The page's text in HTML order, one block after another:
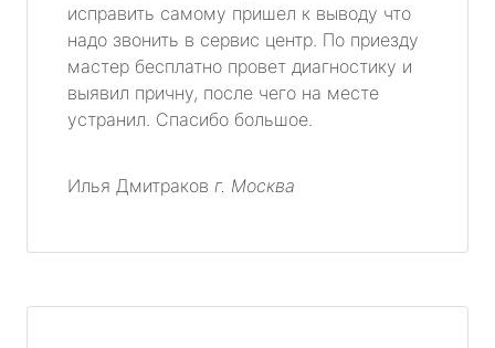
исправить самому пришел к выводу что
надо звонить в сервис центр. По приезду
мастер бесплатно провет диагностику и
выявил причну, после чего на месте
устранил. Спасибо большое.
Илья Дмитраков г. Москва